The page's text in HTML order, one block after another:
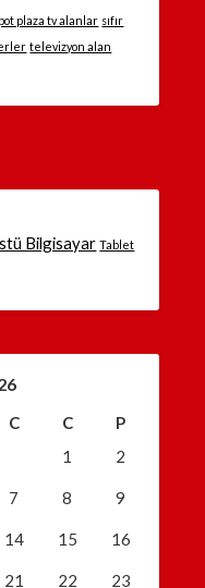
plaza tv alanlar sıfır
televizyon alan
Bilgisayar Tablet
C C
P
1
2
7 8 9
14 15 16
21 22 23